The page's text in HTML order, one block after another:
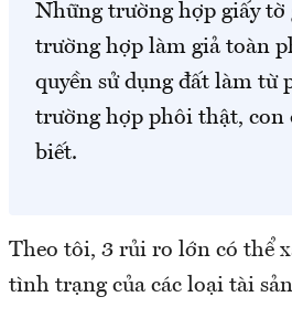
Những trường hợp giấy tờ
trường hợp làm giả toàn
quyền sử dụng đất làm từ
trường hợp phôi thật, con
biết.
Theo tôi, 3 rủi ro lớn có thể
tình trạng của các loại tài